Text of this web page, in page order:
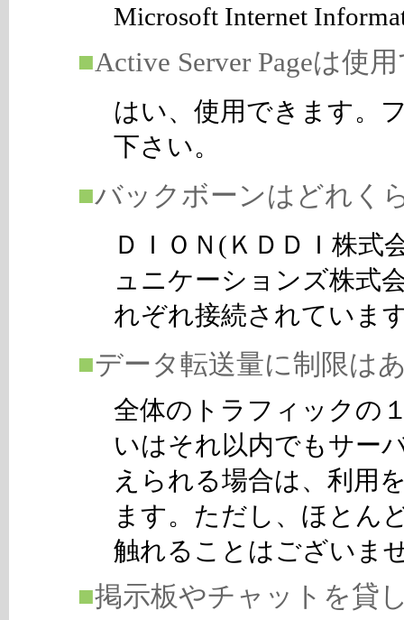
Microsoft Internet
■Active Server Pageは使
はい、使用できます。
下さい。
■バックボーンはどれく
ＤＩＯＮ(ＫＤＤＩ株式
ュニケーションズ株式
れぞれ接続されていま
■データ転送量に制限は
全体のトラフィックの
いはそれ以内でもサー
えられる場合は、利用
ます。ただし、ほとん
触れることはございま
■掲示板やチャットを貸